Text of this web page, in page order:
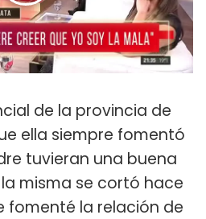
de la provincia de
ella siempre fomentó
tuvieran una buena
misma se cortó hace
fomenté la relación de